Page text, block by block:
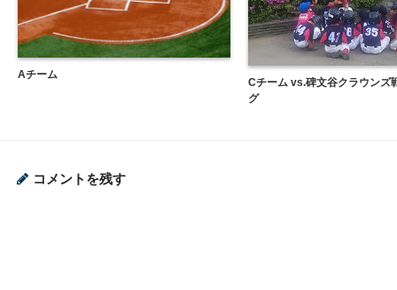
Aチーム
Cチーム vs.碑文谷クラウンズ
グ
コメントを残す